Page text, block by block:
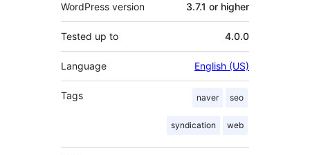
WordPress version 3.7.1 or higher
Tested up to 4.0.0
Language English (US)
Tags naver seo
syndication web